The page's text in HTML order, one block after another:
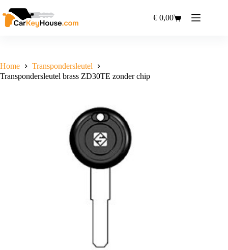
naar
de
Winkelwagen
€ 0,00
Home
Transpondersleutel
Transpondersleutel brass ZD30TE zonder chip